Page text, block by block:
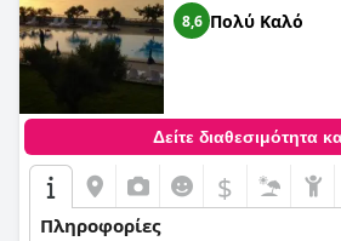
8,6 Πολύ Καλό
Δείτε διαθεσιμότητα
$
Πληροφορίες